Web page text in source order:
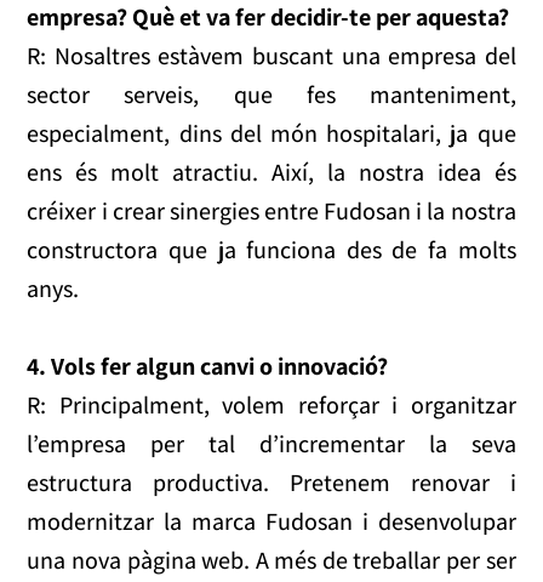
empresa? Què et va fer decidir-te per aquesta?
R: Nosaltres estàvem buscant una empresa del
sector serveis, que fes manteniment,
especialment, dins del món hospitalari, ja que
ens és molt atractiu. Així, la nostra idea és
créixer i crear sinergies entre Fudosan i la nostra
constructora que ja funciona des de fa molts
anys.
4. Vols fer algun canvi o innovació?
R: Principalment, volem reforçar i organitzar
l’empresa per tal d’incrementar la seva
estructura productiva. Pretenem renovar i
modernitzar la marca Fudosan i desenvolupar
una nova pàgina web. A més de treballar per ser